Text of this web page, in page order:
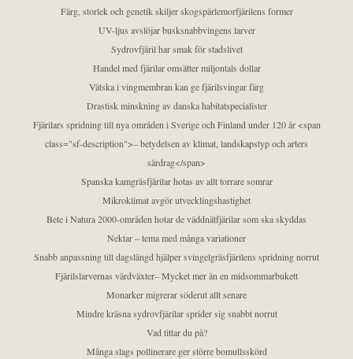
Färg, storlek och genetik skiljer skogspärlemorfjärilens former
UV-ljus avslöjar busksnabbvingens larver
Sydrovfjäril har smak för stadslivet
Handel med fjärilar omsätter miljontals dollar
Vätska i vingmembran kan ge fjärilsvingar färg
Drastisk minskning av danska habitatspecialister
Fjärilars spridning till nya områden i Sverige och Finland under 120 år <span
class="sf-description">– betydelsen av klimat, landskapstyp och arters
särdrag</span>
Spanska kamgräsfjärilar hotas av allt torrare somrar
Mikroklimat avgör utvecklingshastighet
Bete i Natura 2000-områden hotar de väddnätfjärilar som ska skyddas
Nektar – tema med många variationer
Snabb anpassning till dagslängd hjälper svingelgräsfjärilens spridning norrut
Fjärilslarvernas värdväxter– Mycket mer än en midsommarbukett
Monarker migrerar söderut allt senare
Mindre kräsna sydrovfjärilar sprider sig snabbt norrut
Vad tittar du på?
Många slags pollinerare ger större bomullsskörd